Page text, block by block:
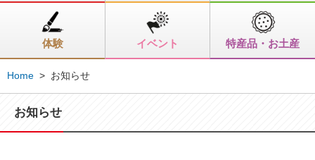
体験 イベント 特産品・お土産
Home > お知らせ
お知らせ